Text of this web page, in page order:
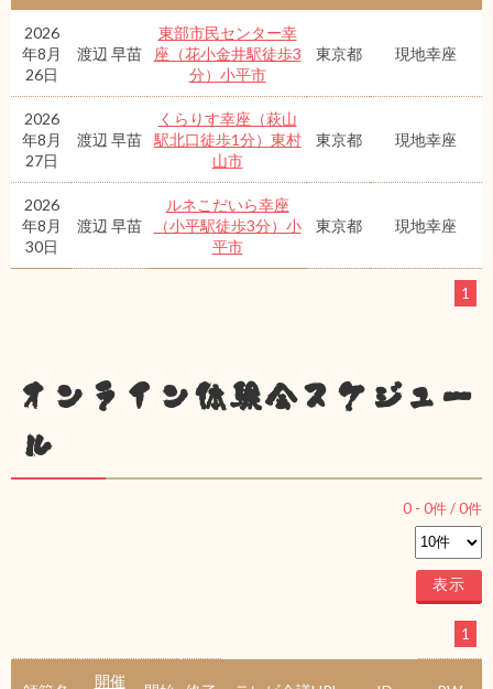
2026
年8月
26日
渡辺 早苗
東部市民センター幸
座（花小金井駅徒歩3
分）小平市
東京都 現地幸座
2026
年8月
27日
渡辺 早苗
くらりす幸座（萩山
駅北口徒歩1分）東村
山市
東京都 現地幸座
2026
年8月
30日
渡辺 早苗
ルネこだいら幸座
（小平駅徒歩3分）小
平市
東京都 現地幸座
1
オンライン体験会スケジュー
ル
0 - 0件 /0件
1
開催